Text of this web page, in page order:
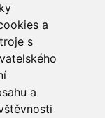
a
s
a
od89,15Kč